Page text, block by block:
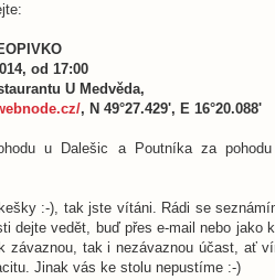
od 17:00
U Medvěda,
, N 49°27.429', E 16°20.088'
u Dalešic a Poutníka za
:-), tak jste vítáni. Rádi se
dejte vedět, buď přes e-mail nebo jako
závaznou, tak i nezávaznou účast, ať
Jinak vás ke stolu nepustíme :-)